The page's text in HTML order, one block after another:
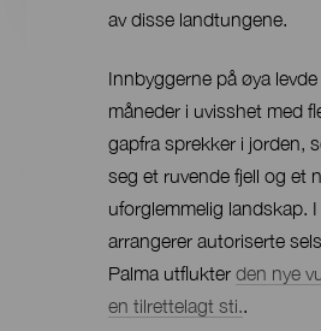
av disse landtungene.
Innbyggerne på øya
måneder i uvisshet med
gapfra sprekker i jorden,
seg et ruvende fjell og et
uforglemmelig landskap. I
arrangerer autoriserte
Palma utflukter den nye
en tilrettelagt sti..